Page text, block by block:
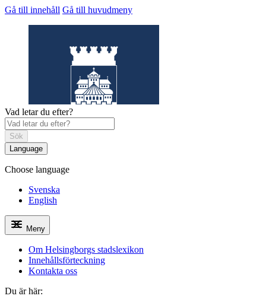
Gå till innehåll Gå till huvudmeny
Helsingborgs stadslexikon
Vad letar du efter?
Sök
Language
Choose language
Svenska
English
Meny
Om Helsingborgs stadslexikon
Innehållsförteckning
Kontakta oss
Du är här: